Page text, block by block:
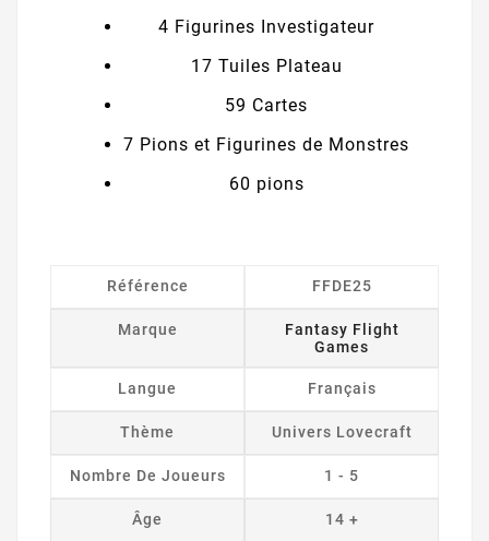
4 Figurines Investigateur
17 Tuiles Plateau
59 Cartes
7 Pions et Figurines de Monstres
60 pions
Référence FFDE25
Marque
Fantasy Flight
Games
Langue Français
Thème Univers Lovecraft
Nombre De Joueurs 1 - 5
Âge 14 +